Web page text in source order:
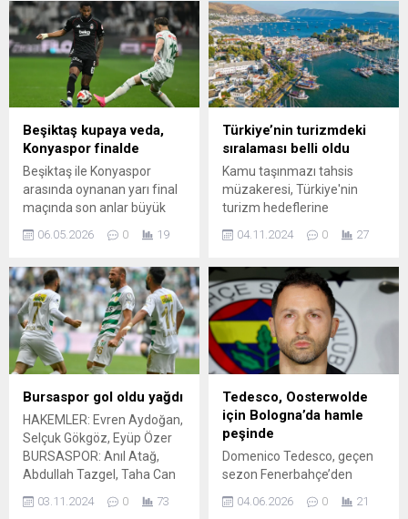
Beşiktaş kupaya veda,
Konyaspor finalde
Beşiktaş ile Konyaspor
arasında oynanan yarı final
maçında son anlar büyük
drama sahne oldu. 90+8.
dakikada gelen golle
Beşiktaş’ı turnuva dışı
bırakarak Ziraat Türkiye
Kupası’nda finale yükseldi.
Golün ardından siyah-
beyazlı taraftarlar yönetim
ve teknik heyete tepki
gösterdi; tribünlerden sık sık
“Yönetim istifa” ve “Sergen
istifa” sesleri yükseldi. Maç...
06.05.2026 0 19
Türkiye’nin turizmdeki
sıralaması belli oldu
Kamu taşınmazı tahsis
müzakeresi, Türkiye'nin
turizm hedeflerine
ulaşmasında kritik bir rol
oynamaktadır. Bu içerikte,
turizm stratejileri üzerine
derinlemesine bir bakış
sunulmaktadır.
04.11.2024 0 27
Bursaspor gol oldu yağdı
HAKEMLER: Evren Aydoğan,
Selçuk Gökgöz, Eyüp Özer
BURSASPOR: Anıl Atağ,
Abdullah Tazgel, Taha Can
Eren Tunalı, Mehmet Yiğit,
03.11.2024 0 73
Tedesco, Oosterwolde
için Bologna’da hamle
peşinde
Domenico Tedesco, geçen
sezon Fenerbahçe’den
ekiplerinden Bologna’nın
04.06.2026 0 21